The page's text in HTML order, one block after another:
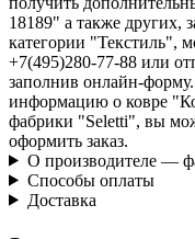
18189" а также других,
категории "Текстиль",
+7(495)280-77-88 или
заполнив онлайн-
информацию о ковре
фабрики "Seletti", вы
оформить заказ.
О производителе —
Способы оплаты
Доставка